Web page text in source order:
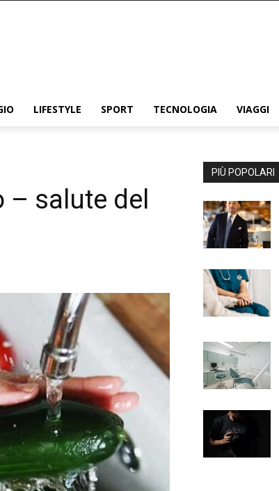
LIFESTYLE SPORT TECNOLOGIA VIAGGI
salute del
PIÙ POPOLARI